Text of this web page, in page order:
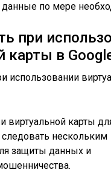
данные по мере
при
карты в
виртуальной карты
нескольким
защиты данных и